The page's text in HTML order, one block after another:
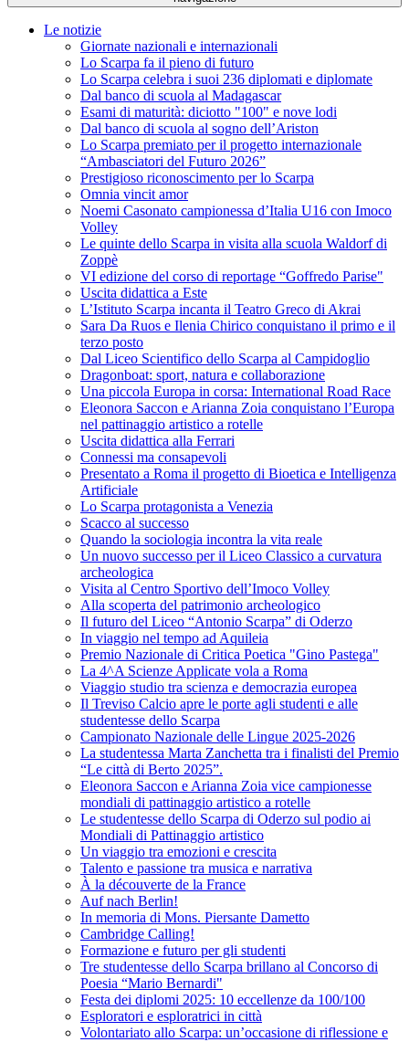
Le notizie
Giornate nazionali e internazionali
Lo Scarpa fa il pieno di futuro
Lo Scarpa celebra i suoi 236 diplomati e diplomate
Dal banco di scuola al Madagascar
Esami di maturità: diciotto "100" e nove lodi
Dal banco di scuola al sogno dell’Ariston
Lo Scarpa premiato per il progetto internazionale
“Ambasciatori del Futuro 2026”
Prestigioso riconoscimento per lo Scarpa
Omnia vincit amor
Noemi Casonato campionessa d’Italia U16 con Imoco
Volley
Le quinte dello Scarpa in visita alla scuola Waldorf di
Zoppè
VI edizione del corso di reportage “Goffredo Parise"
Uscita didattica a Este
L’Istituto Scarpa incanta il Teatro Greco di Akrai
Sara Da Ruos e Ilenia Chirico conquistano il primo e il
terzo posto
Dal Liceo Scientifico dello Scarpa al Campidoglio
Dragonboat: sport, natura e collaborazione
Una piccola Europa in corsa: International Road Race
Eleonora Saccon e Arianna Zoia conquistano l’Europa
nel pattinaggio artistico a rotelle
Uscita didattica alla Ferrari
Connessi ma consapevoli
Presentato a Roma il progetto di Bioetica e Intelligenza
Artificiale
Lo Scarpa protagonista a Venezia
Scacco al successo
Quando la sociologia incontra la vita reale
Un nuovo successo per il Liceo Classico a curvatura
archeologica
Visita al Centro Sportivo dell’Imoco Volley
Alla scoperta del patrimonio archeologico
Il futuro del Liceo “Antonio Scarpa” di Oderzo
In viaggio nel tempo ad Aquileia
Premio Nazionale di Critica Poetica "Gino Pastega"
La 4^A Scienze Applicate vola a Roma
Viaggio studio tra scienza e democrazia europea
Il Treviso Calcio apre le porte agli studenti e alle
studentesse dello Scarpa
Campionato Nazionale delle Lingue 2025-2026
La studentessa Marta Zanchetta tra i finalisti del Premio
“Le città di Berto 2025”.
Eleonora Saccon e Arianna Zoia vice campionesse
mondiali di pattinaggio artistico a rotelle
Le studentesse dello Scarpa di Oderzo sul podio ai
Mondiali di Pattinaggio artistico
Un viaggio tra emozioni e crescita
Talento e passione tra musica e narrativa
À la découverte de la France
Auf nach Berlin!
In memoria di Mons. Piersante Dametto
Cambridge Calling!
Formazione e futuro per gli studenti
Tre studentesse dello Scarpa brillano al Concorso di
Poesia “Mario Bernardi"
Festa dei diplomi 2025: 10 eccellenze da 100/100
Esploratori e esploratrici in città
Volontariato allo Scarpa: un’occasione di riflessione e